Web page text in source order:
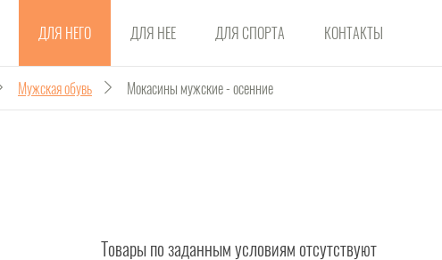
ДЛЯ НЕГО ДЛЯ НЕЕ ДЛЯ СПОРТА КОНТАКТЫ
Мужская обувь Мокасины мужские - осенние
Товары по заданным условиям отсутствуют